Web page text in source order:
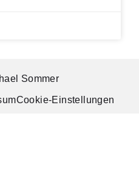
Sommer
Cookie-Einstellungen